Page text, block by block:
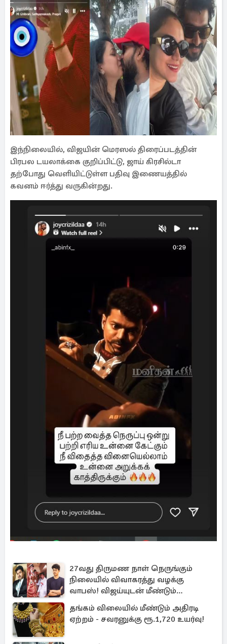
இந்நிலையில், விஜயின் மெரஸல் திரைப்படத்தின்
பிரபல டயலாக்கை குறிப்பிட்டு, ஜாய் கிரசில்டா
தற்போது வெளியிட்டுள்ள பதிவு இணையத்தில்
கவனம் ஈர்த்து வருகின்றது.
27வது திருமண நாள் நெருங்கும்
நிலையில் விவாகரத்து வழக்கு
வாபஸ்! விஜய்யுடன் மீண்டும்
இணைவாரா?
தங்கம் விலையில் மீண்டும் அதிரடி
ஏற்றம் - சவரனுக்கு ரூ.1,720 உயர்வு!